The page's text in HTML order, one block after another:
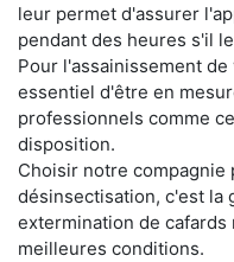
leur permet d'assurer
pendant des heures s'il
Pour l'assainissement
essentiel d'être en
professionnels comme
disposition.
Choisir notre compagnie
désinsectisation, c'est la
extermination de cafards
meilleures conditions.